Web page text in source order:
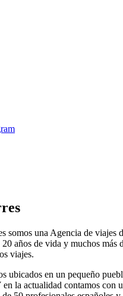
somos una Agencia de viajes
años de vida y muchos más
viajes.
ubicados en un pequeño
en la actualidad contamos con